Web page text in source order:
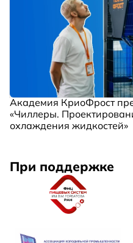
Академия КриоФрост
«Чиллеры.
охлаждения жидкостей»
При поддержке